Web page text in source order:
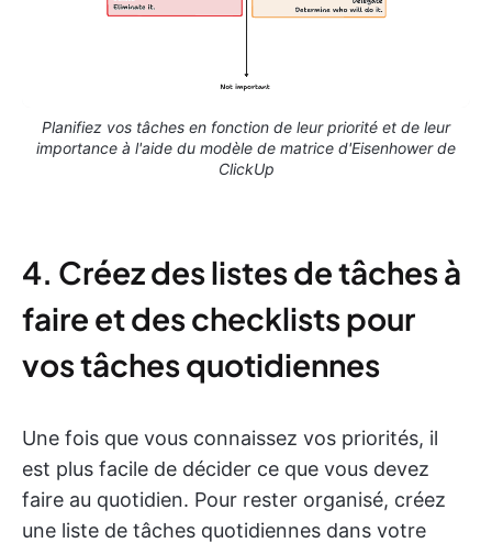
Planifiez vos tâches en fonction de leur priorité et de leur
importance à l'aide du modèle de matrice d'Eisenhower de
ClickUp
4. Créez des listes de tâches à
faire et des checklists pour
vos tâches quotidiennes
Une fois que vous connaissez vos priorités, il
est plus facile de décider ce que vous devez
faire au quotidien. Pour rester organisé, créez
une liste de tâches quotidiennes dans votre